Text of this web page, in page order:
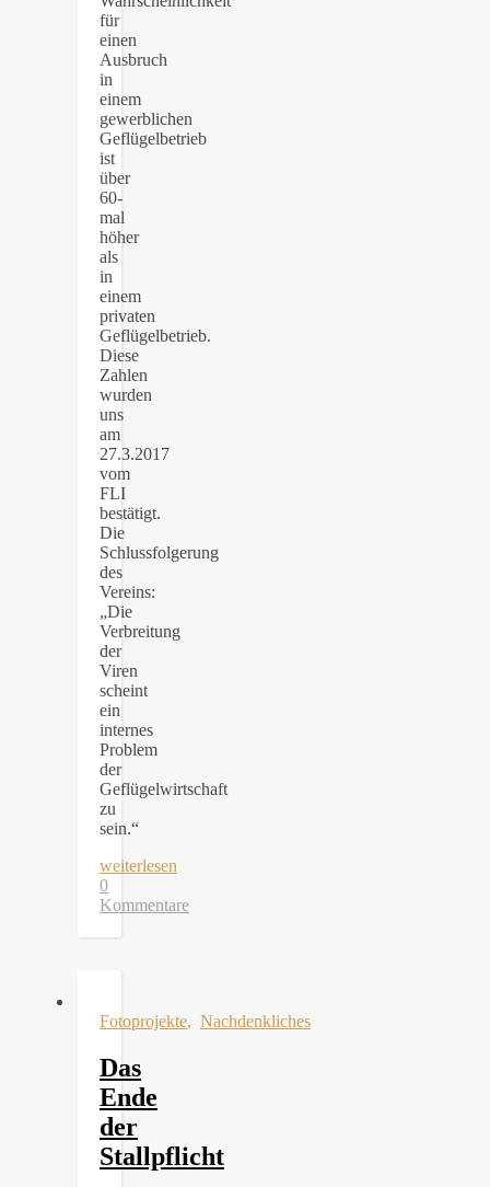
für
einen
Ausbruch
in
einem
gewerblichen
Geflügelbetrieb
ist
über
60-
mal
höher
als
in
einem
privaten
Geflügelbetrieb.
Diese
Zahlen
wurden
uns
am
27.3.2017
vom
FLI
bestätigt.
Die
Schlussfolgerung
des
Vereins:
„Die
Verbreitung
der
Viren
scheint
ein
internes
Problem
der
Geflügelwirtschaft
zu
sein.“
weiterlesen
0
Kommentare
Fotoprojekte, Nachdenkliches
Das
Ende
der
Stallpflicht